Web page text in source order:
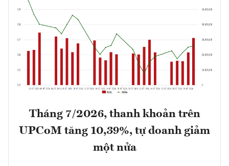
Tháng 7/2026, thanh khoản trên
UPCoM tăng 10,39%, tự doanh giảm
một nửa